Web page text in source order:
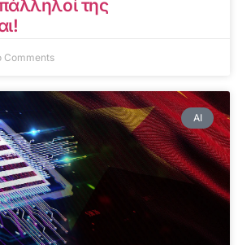
της
Comments
AI